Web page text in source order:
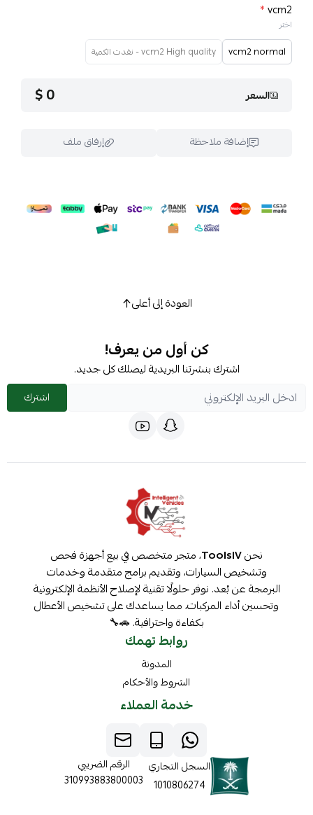
vcm2
*
اختر
vcm2 normal vcm2 High quality - نفدت الكمية
السعر 0 $
إضافة ملاحظة إرفاق ملف
اسحب و افلت الملف هنا
استعراض
العودة إلى أعلى
كن أول من يعرف!
اشترك بنشرتنا البريدية ليصلك كل جديد.
اشترك
نحنToolsIV، متجر متخصص في بيع أجهزة فحص
وتشخيص السيارات، وتقديم برامج متقدمة وخدمات
البرمجة عن بُعد. نوفر حلولًا تقنية لإصلاح الأنظمة الإلكترونية
وتحسين أداء المركبات، مما يساعدك على تشخيص الأعطال
بكفاءة واحترافية. 🚗🔧
روابط تهمك
المدونة
الشروط والأحكام
خدمة العملاء
السجل التجاري
1010806274
الرقم الضريبي
310993883800003